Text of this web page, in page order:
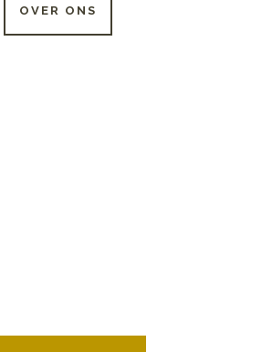
OVER ONS